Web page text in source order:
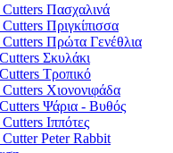
Πασχαλινά
Πριγκίπισσα
Πρώτα Γενέθλια
Σκυλάκι
Τροπικό
Χιονονιφάδα
Ψάρια - Βυθός
Ιππότες
Peter Rabbit